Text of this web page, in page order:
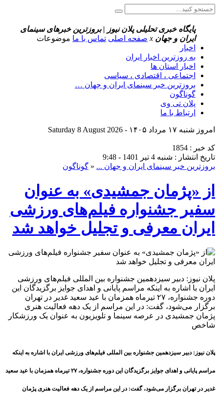
پایگاه خبری تحلیلی پلان نیوز | بروزترین خبرهای سینمای
ایران و جهان x صفحه اصلی تماس با ما موضوعات
اخبار
به روزترین اخبار ایران
اخبار استان ها
اجتماعی ، اقتصادی ، سیاسی
بروزترین خبر سینمای ایران و جهان …
گوناگون
پلان تی وی
ارتباط با ما
امروز شنبه ۱۷ مرداد ۱۴۰۵ - Saturday 8 August 2026
کد خبر : 1854
تاریخ انتشار : شنبه 4 تیر 1401 - 9:48
بروزترین خبر سینمای ایران و جهان ... « گوناگون
از «پژمان جمشیدی» به عنوان
سفیر جشنواره فیلم‌های ورزشی
ایران معرفی و تجلیل خواهد شد
پلان نیوز: دبیر سیزدهمین جشنواره بین المللی فیلم‌های ورزشی
ایران با اشاره به اینکه مراسم پایانی و اهدای جوایز برگزیدگان این
دوره جشنواره، ۲۷ تیرماه همزمان با عید سعید غدیر در تهران
برگزار می‌شود، گفت: در این مراسم از یک دهه فعالیت هنری
پژمان جمشیدی در عرصه سینما و تلویزیون به عنوان یک ورزشکار
شاخص
پلان نیوز: دبیر سیزدهمین جشنواره بین المللی فیلم‌های ورزشی ایران با اشاره به اینکه
مراسم پایانی و اهدای جوایز برگزیدگان این دوره جشنواره، ۲۷ تیرماه همزمان با عید سعید
غدیر در تهران برگزار می‌شود، گفت: در این مراسم از یک دهه فعالیت هنری پژمان